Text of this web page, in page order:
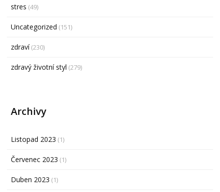
stres (49)
Uncategorized (151)
zdraví(230)
zdravý životní styl (279)
Archivy
Listopad 2023 (1)
Červenec 2023 (1)
Duben 2023 (1)